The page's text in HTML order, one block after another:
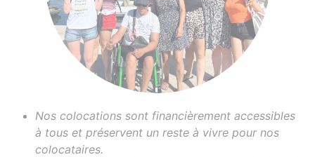
Nos colocations sont financièrement accessibles
à tous et préservent un reste à vivre pour nos
colocataires.